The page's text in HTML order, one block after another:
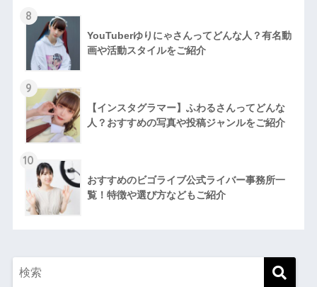
8
YouTuberゆりにゃさんってどんな⼈？有名動
画や活動スタイルをご紹介
9
【インスタグラマー】ふわるさんってどんな
人？おすすめの写真や投稿ジャンルをご紹介
10
おすすめのビゴライブ公式ライバー事務所一
覧！特徴や選び方などもご紹介